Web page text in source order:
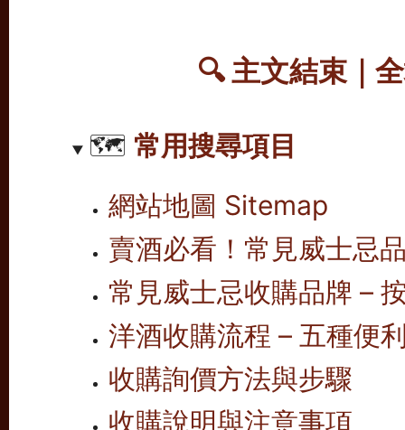
🔍主文結束｜
🗺️ 常用搜尋項目
網站地圖 Sitemap
賣酒必看！常見威士忌
常見威士忌收購品牌 –
洋酒收購流程 – 五種便
收購詢價方法與步驟
收購說明與注意事項